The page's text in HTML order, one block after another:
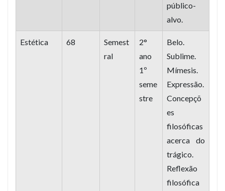
público-
alvo.
Estética 68
Semest
ral
2°
ano
1º
seme
stre
Belo.
Sublime.
Mímesis.
Expressão.
Concepçõ
es
filosóficas
acerca do
trágico.
Reflexão
filosófica